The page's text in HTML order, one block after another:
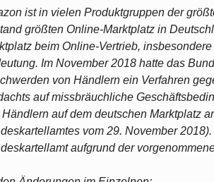
ist in vielen Produktgruppen der
größten Online-Marktplatz in
beim Online-Vertrieb,
Im November 2018 hatte das
von Händlern ein Verfahren
auf missbräuchliche
auf dem deutschen Marktplatz
vom 29. November
aufgrund der